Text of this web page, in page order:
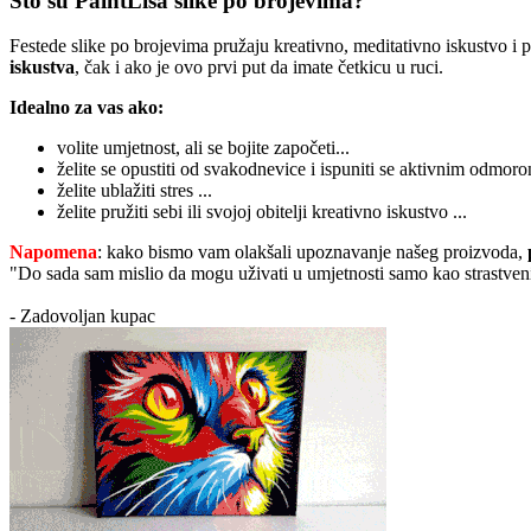
Festede slike po brojevima pružaju kreativno, meditativno iskustvo
iskustva, čak i ako je ovo prvi put da imate četkicu u ruci.
Idealno za vas ako:
volite umjetnost, ali se bojite započeti...
želite se opustiti od svakodnevice i ispuniti se aktivnim
želite ublažiti stres ...
želite pružiti sebi ili svojoj obitelji kreativno iskustvo ...
Napomena: kako bismo vam olakšali upoznavanje našeg proizvoda,
"Do sada sam mislio da mogu uživati u umjetnosti samo kao
- Zadovoljan kupac